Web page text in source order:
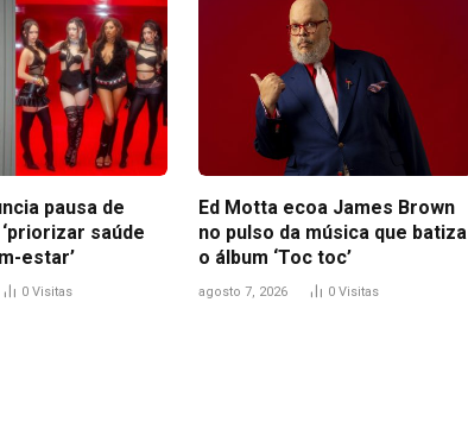
pausa de
saúde
estar’
0 Visitas
Ed Motta ecoa James Brown
no pulso da música que batiza
o álbum ‘Toc toc’
agosto 7, 2026 0 Visitas